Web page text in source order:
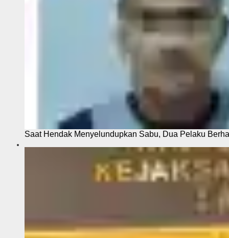
Saat Hendak Menyelundupkan Sabu, Dua Pelaku